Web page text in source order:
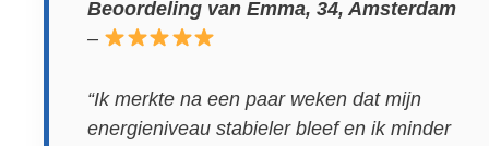
Beoordeling van Emma, 34, Amsterdam
–
“Ik merkte na een paar weken dat mijn
energieniveau stabieler bleef en ik minder